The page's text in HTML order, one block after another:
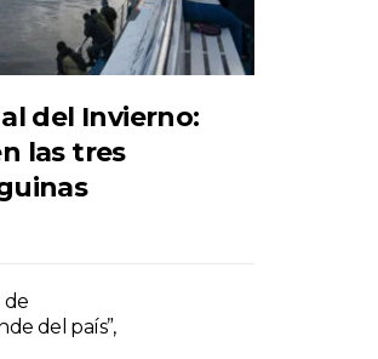
del Invierno:
las tres
de
del país”,